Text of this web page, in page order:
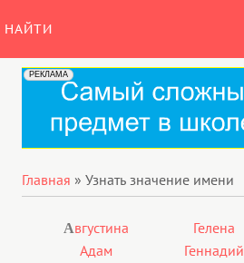
НАЙТИ
Главная » Узнать значение имени
Августина
Адам
Гелена
Геннадий